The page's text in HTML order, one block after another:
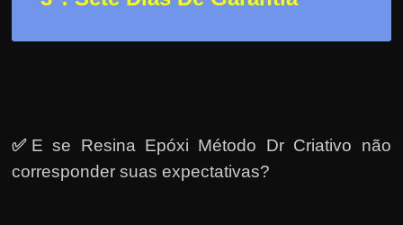
✅ E se Resina Epóxi Método Dr Criativo não
corresponder suas expectativas?